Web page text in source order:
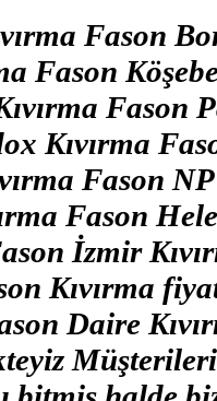
Fason
Fason
Fason
Kıvırma
Fason
Fason
İzmir
Kıvırma
Daire